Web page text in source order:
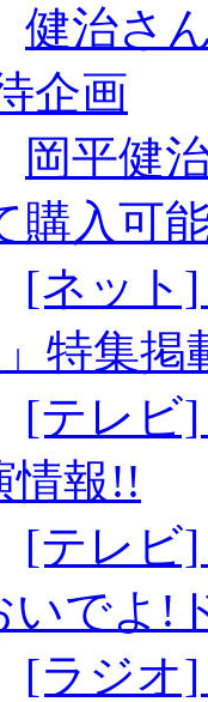
健治さ
企画
岡平健
購入可
[ネット]
」特集
[テレビ]
情報!!
[テレビ
いでよ!
[ラジオ]